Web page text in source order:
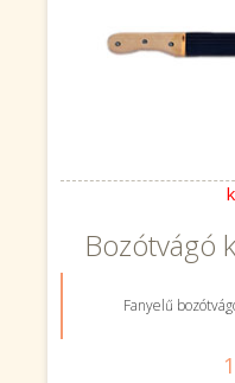
Bozótvágó
Fanyelű